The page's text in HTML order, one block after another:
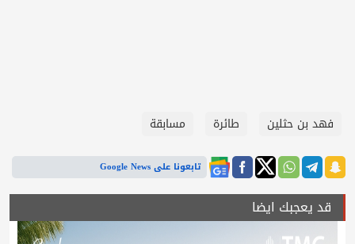
فهد بن حثلين طائرة مسابقة
تابعونا على Google News
قد يعجبك ايضا